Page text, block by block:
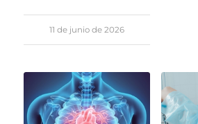
11 de junio de 2026